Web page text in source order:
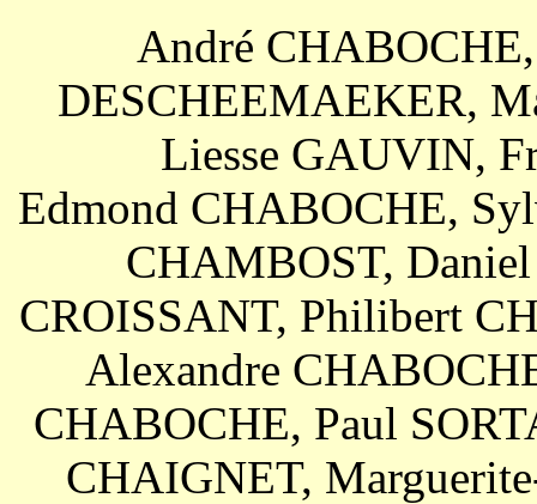
André
DESCHEEMAEKER,
Liesse GAUVIN,
Edmond CHABOCHE,
CHAMBOST,
CROISSANT, Philibert
Alexandre
CHABOCHE, Paul
CHAIGNET,